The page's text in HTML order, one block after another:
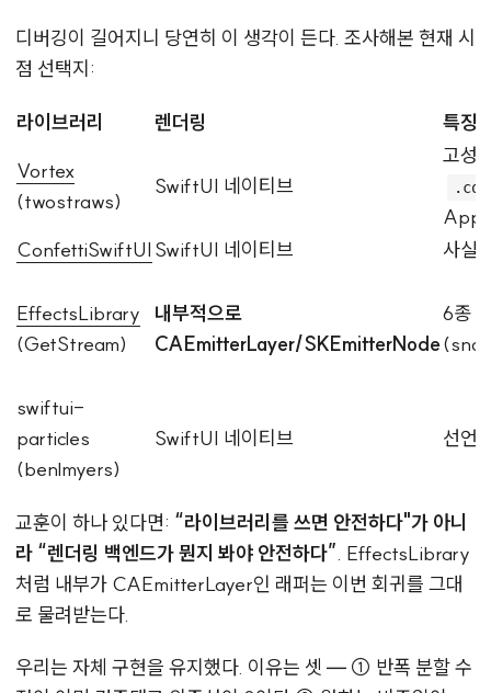
디버깅이 길어지니 당연히 이 생각이 든다. 조사해본 현재 시
점 선택지:
라이브러리 렌더링
특징
Vortex
(twostraws)
SwiftUI 네이티브
고성
ConfettiSwiftUI SwiftUI 네이티브 사실
EffectsLibrary
(GetStream)
내부적으로
CAEmitterLayer/SKEmitterNode
6종
swiftui-
particles
(benlmyers)
SwiftUI 네이티브 선언
교훈이 하나 있다면: “라이브러리를 쓰면 안전하다"가 아니
라 “렌더링 백엔드가 뭔지 봐야 안전하다”. EffectsLibrary
처럼 내부가 CAEmitterLayer인 래퍼는 이번 회귀를 그대
로 물려받는다.
우리는 자체 구현을 유지했다. 이유는 셋 — ① 반폭 분할 수